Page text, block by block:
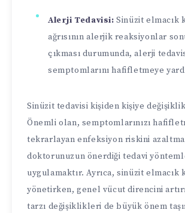
Alerji Tedavisi: Sinüzit elmacık
ağrısının alerjik reaksiyonlar
çıkması durumunda, alerji
semptomlarını hafifletmeye
Sinüzit tedavisi kişiden kişiye
Önemli olan, semptomlarınızı
tekrarlayan enfeksiyon riskini
doktorunuzun önerdiği tedavi
uygulamaktır. Ayrıca, sinüzit elmacık
yönetirken, genel vücut direncini
tarzı değişiklikleri de büyük önem